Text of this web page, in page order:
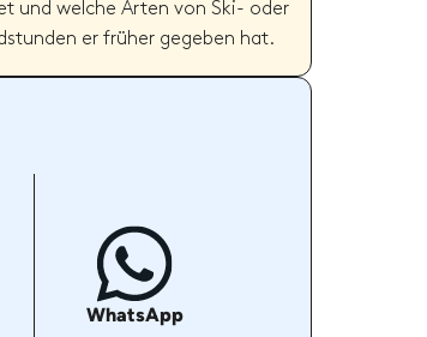
und welche Arten von Ski- oder
er früher gegeben hat.
WhatsApp